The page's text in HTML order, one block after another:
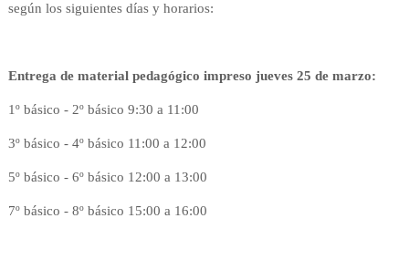
según los siguientes días y horarios:
Entrega de material pedagógico impreso jueves 25 de marzo:
1º básico - 2º básico 9:30 a 11:00
3º básico - 4º básico 11:00 a 12:00
5º básico - 6º básico 12:00 a 13:00
7º básico - 8º básico 15:00 a 16:00